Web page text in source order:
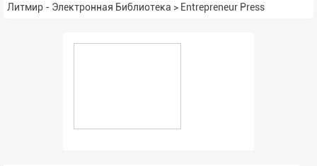
Литмир - Электронная Библиотека > Entrepreneur Press